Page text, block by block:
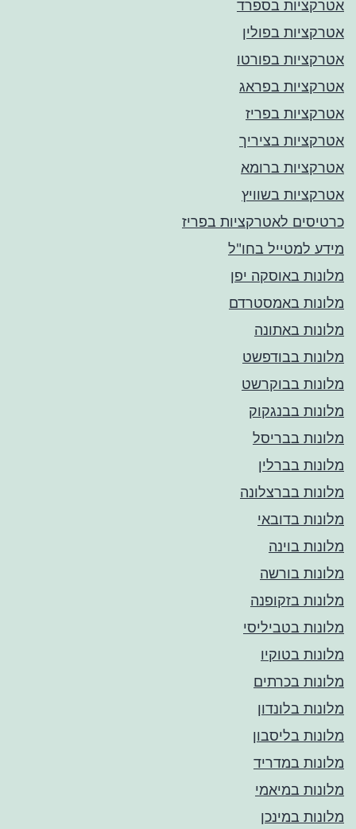
אטרקציות בספרד
אטרקציות בפולין
אטרקציות בפורטו
אטרקציות בפראג
אטרקציות בפריז
אטרקציות בציריך
אטרקציות ברומא
אטרקציות בשוויץ
כרטיסים לאטרקציות בפריז
מידע למטייל בחו"ל
מלונות באוסקה יפן
מלונות באמסטרדם
מלונות באתונה
מלונות בבודפשט
מלונות בבוקרשט
מלונות בבנגקוק
מלונות בבריסל
מלונות בברלין
מלונות בברצלונה
מלונות בדובאי
מלונות בוינה
מלונות בורשה
מלונות בזקופנה
מלונות בטביליסי
מלונות בטוקיו
מלונות בכרתים
מלונות בלונדון
מלונות בליסבון
מלונות במדריד
מלונות במיאמי
מלונות במינכן